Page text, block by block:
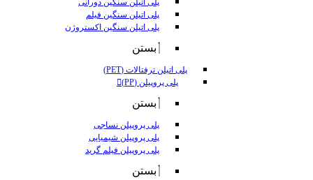
پلی اتیلن سنگین دورانی
پلی اتیلن سنگین فیلم
پلی اتیلن سنگین اکستروژن
بستن
پلی اتیلن ترفتالات (PET)
پلی پروپیلن (PP)
بستن
پلی پروپیلن نساجی
پلی پروپیلن شیمیایی
پلی پروپیلن فیلم گرید
بستن